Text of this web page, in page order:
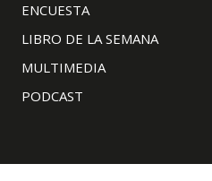
ENCUESTA
LIBRO DE LA SEMANA
MULTIMEDIA
PODCAST